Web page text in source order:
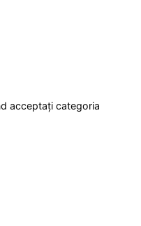
acceptați categoria